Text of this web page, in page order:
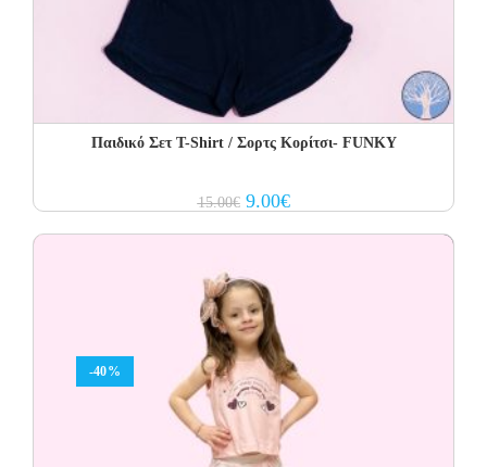
Παιδικό Σετ T-Shirt / Σορτς Κορίτσι- FUNKY
15.00€ Original
price
9.00€Current
price
-40%